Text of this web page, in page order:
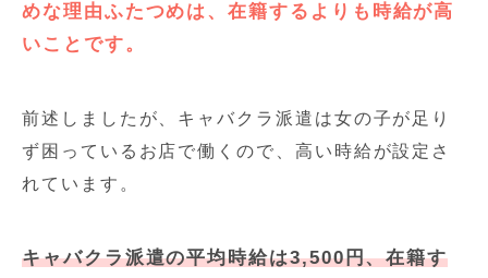
めな理由ふたつめは、在籍するよりも時給が高
いことです。
前述しましたが、キャバクラ派遣は女の子が足り
ず困っているお店で働くので、高い時給が設定さ
れています。
キャバクラ派遣の平均時給は3,500円、在籍す